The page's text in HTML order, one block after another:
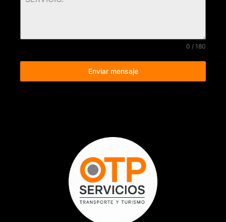
0 / 180
Enviar mensaje